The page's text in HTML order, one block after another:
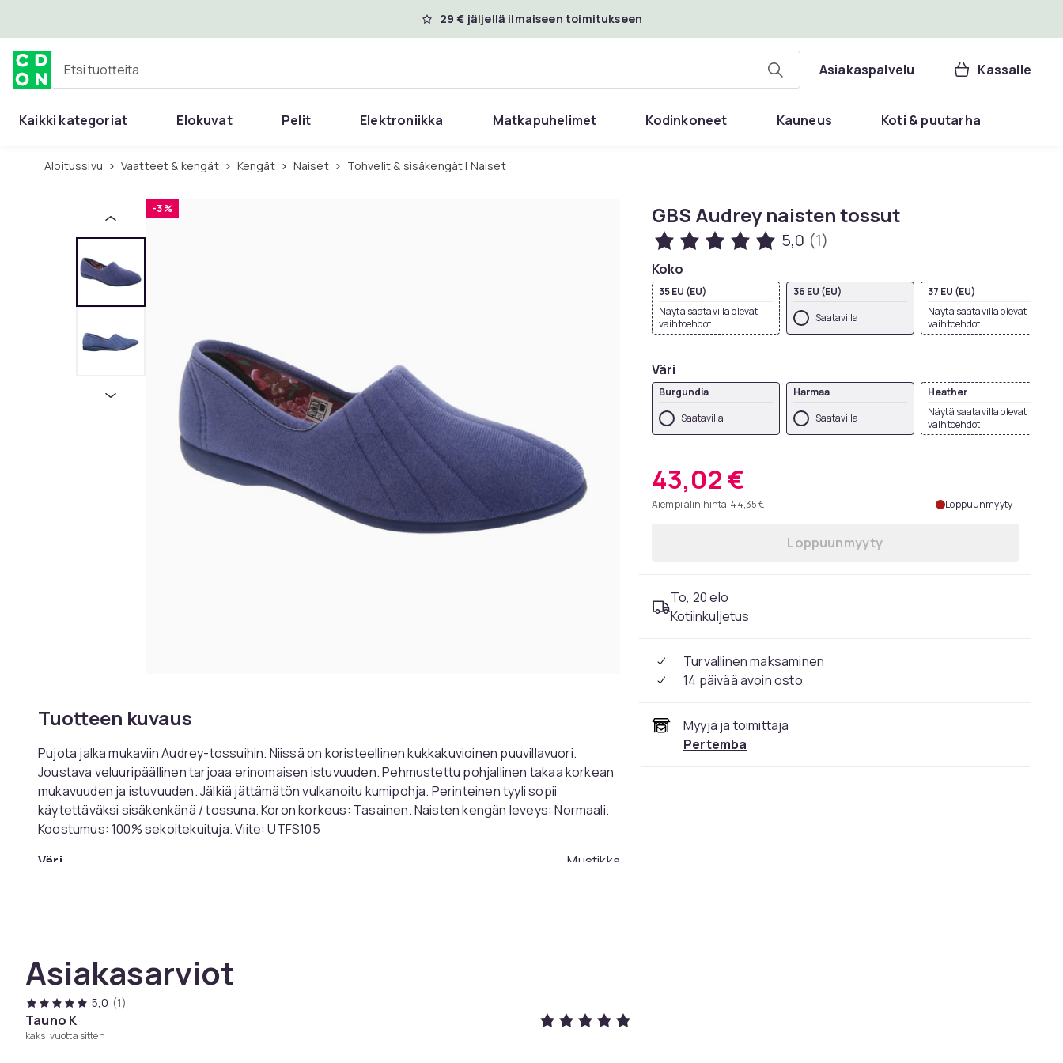
29 € jäljellä ilmaiseen toimitukseen
Etsi tuotteita Asiakaspalvelu Kassalle
Kaikki kategoriat Elokuvat Pelit Elektroniikka Matkapuhelimet Kodinkoneet Kauneus Koti & puutarha
Aloitussivu Vaatteet & kengät Kengät Naiset Tohvelit & sisäkengät | Naiset
-3 %
Tuotteen kuvaus
Pujota jalka mukaviin Audrey-tossuihin. Niissä on koristeellinen kukkakuvioinen puuvillavuori.
Joustava veluuripäällinen tarjoaa erinomaisen istuvuuden. Pehmustettu pohjallinen takaa korkean
mukavuuden ja istuvuuden. Jälkiä jättämätön vulkanoitu kumipohja. Perinteinen tyyli sopii
käytettäväksi sisäkenkänä / tossuna. Koron korkeus: Tasainen. Naisten kengän leveys: Normaali.
Koostumus: 100% sekoitekuituja. Viite: UTFS105
Väri
Mustikka
Asiakasarviot
5,0 (1)
Tauno K
kaksi vuotta sitten
GBS Audrey naisten tossut
5,0 (1)
Koko
35 EU (EU)
Näytä saatavilla olevat
vaihtoehdot
36 EU (EU)
Saatavilla
37 EU (EU)
Näytä saatavilla olevat
vaihtoehdot
Väri
Burgundia
Saatavilla
Harmaa
Saatavilla
Heather
Näytä saatavilla olevat
vaihtoehdot
43,02 €
Aiempi alin hinta 44,35 € Loppuunmyyty
Loppuunmyyty
To, 20 elo
Kotiinkuljetus
Turvallinen maksaminen
14 päivää avoin osto
Myyjä ja toimittaja
Pertemba